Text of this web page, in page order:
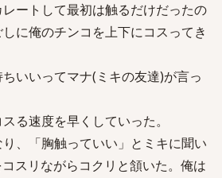
ートして最初は触るだけだったの
に俺のチンコを上下にコスってき
ちいいってマナ(ミキの友達)が言っ
る速度を早くしていった。
、「胸触っていい」とミキに聞い
スリながらコクリと頷いた。俺は